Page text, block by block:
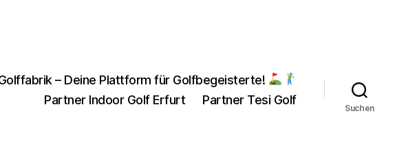
– Deine Plattform für Golfbegeisterte!
Partner Indoor Golf Erfurt
Partner Tesi Golf
Suchen